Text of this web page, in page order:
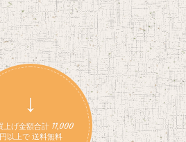
↓
上げ金額合計 11,000
円以上で 送料無料